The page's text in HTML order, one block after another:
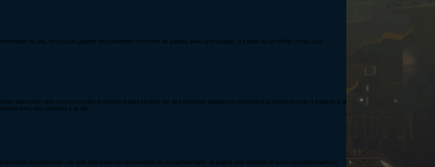
du jeu, on pouvait gagner des costumes en forme de gateau avec une bougie.. il y avait eu la même chose pour
bien mais mon idée concernait des évenement plus centrés sur des missions épiques et pourraient acceullir plus de 4 joueurs a la
avec des cadeaux a la clé.
faut juste les decouvrir , ce sotn des event de lancienneté du jeu spiralknight , tu gagne une surprise et aussi uen decouvert ou